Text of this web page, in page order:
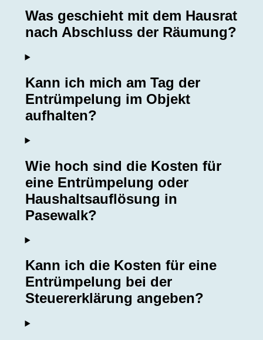
Was geschieht mit dem Hausrat
nach Abschluss der Räumung?
Kann ich mich am Tag der
Entrümpelung im Objekt
aufhalten?
Wie hoch sind die Kosten für
eine Entrümpelung oder
Haushaltsauflösung in
Pasewalk?
Kann ich die Kosten für eine
Entrümpelung bei der
Steuererklärung angeben?